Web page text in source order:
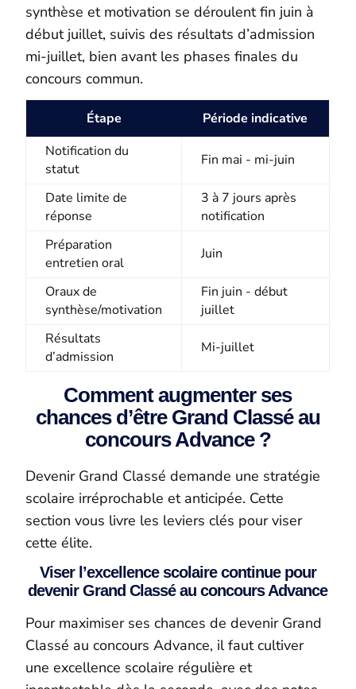
synthèse et motivation se déroulent fin juin à
début juillet, suivis des résultats d’admission
mi-juillet, bien avant les phases finales du
concours commun.​
Étape
Période indicative
Notification du
statut
Fin mai - mi-juin
Date limite de
réponse
3 à 7 jours après
notification
Préparation
entretien oral
Juin
Oraux de
synthèse/motivation
Fin juin - début
juillet
Résultats
d’admission
Mi-juillet
Comment augmenter ses
chances d’être Grand Classé au
concours Advance ?
Devenir Grand Classé demande une stratégie
scolaire irréprochable et anticipée. Cette
section vous livre les leviers clés pour viser
cette élite.
Viser l’excellence scolaire continue pour
devenir Grand Classé au concours Advance
Pour maximiser ses chances de devenir Grand
Classé au concours Advance, il faut cultiver
une excellence scolaire régulière et